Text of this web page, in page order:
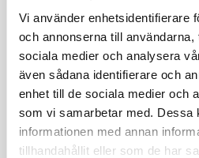
Vi använder enhetsidentifierare
och annonserna till
sociala medier och analysera
även sådana identifierare och
enhet till de sociala medier och
som vi samarbetar med. Dessa
informationen med annan
tillhandahållit eller som de har
INFORMATION
Multifunktionell, digital
kombinerar två
värmebehandling (Thermo
pressoterapi / lymfdränage.